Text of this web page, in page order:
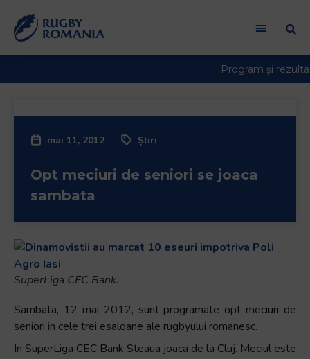
mai 11, 2012 Știri
Opt meciuri de seniori se joaca
sambata
SuperLiga CEC Bank.
Sambata, 12 mai 2012, sunt programate opt meciuri de
seniori in cele trei esaloane ale rugbyului romanesc.
In SuperLiga CEC Bank Steaua joaca de la Cluj. Meciul este